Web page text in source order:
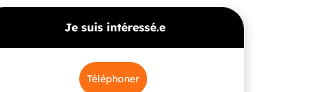
Je suis intéressé.e
Téléphoner